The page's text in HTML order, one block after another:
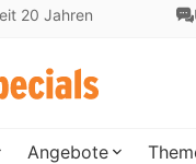
20 Jahren
Angebote